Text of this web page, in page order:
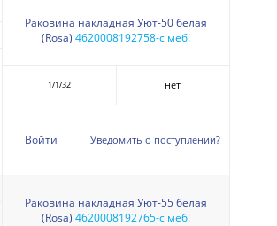
Раковина накладная Уют-50 белая
(Rosa) 4620008192758-с меб!
1/1/32 нет
Войти Уведомить о поступлении?
Раковина накладная Уют-55 белая
(Rosa) 4620008192765-с меб!